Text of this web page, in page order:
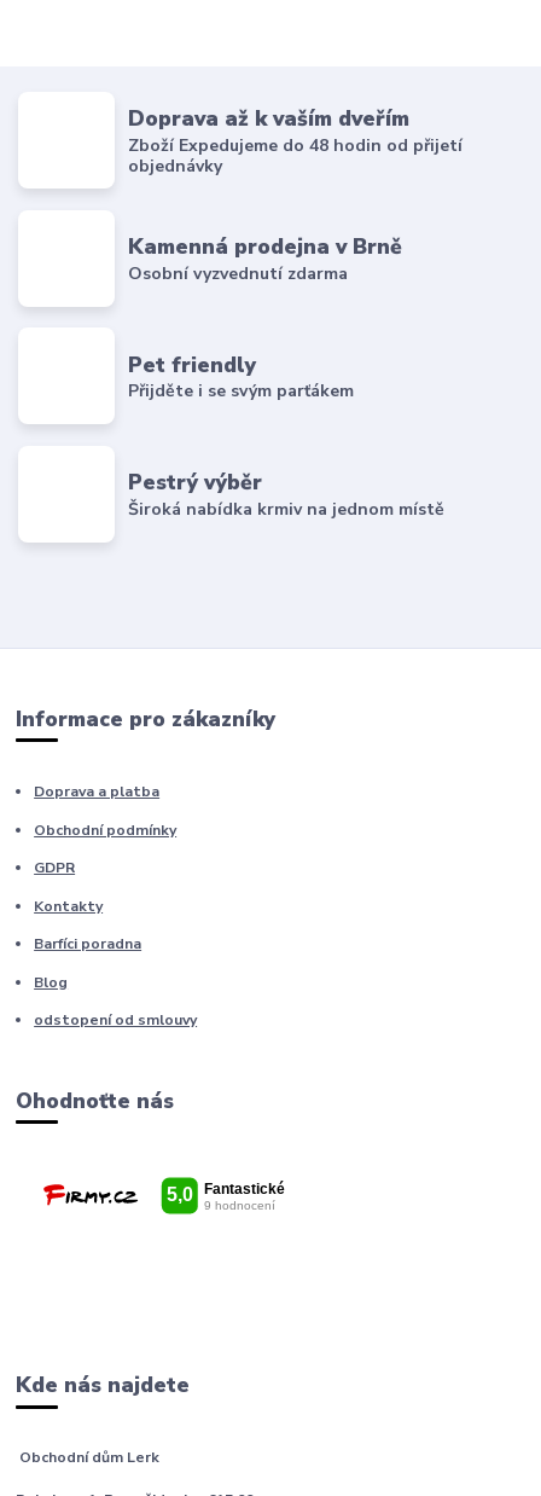
Doprava až k vaším dveřím
Zboží Expedujeme do 48 hodin od přijetí
objednávky
Kamenná prodejna v Brně
Osobní vyzvednutí zdarma
Pet friendly
Přijděte i se svým parťákem
Pestrý výběr
Široká nabídka krmiv na jednom místě
Informace pro zákazníky
Doprava a platba
Obchodní podmínky
GDPR
Kontakty
Barfíci poradna
Blog
odstopení od smlouvy
Ohodnoťte nás
Kde nás najdete
Obchodní dům Lerk